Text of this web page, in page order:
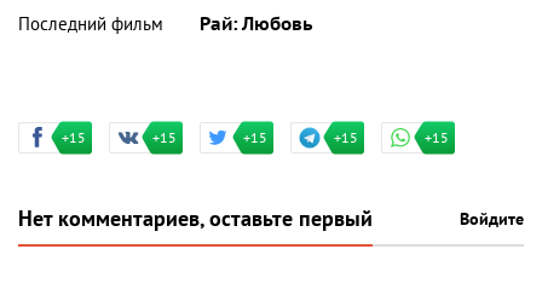
Последний фильм
Рай: Любовь
+15 +15 +15 +15 +15
Нет комментариев, оставьте первый Войдите